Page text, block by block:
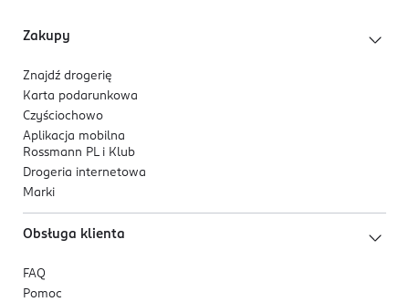
Zakupy
Znajdź drogerię
Karta podarunkowa
Czyściochowo
Aplikacja mobilna
Rossmann PL i Klub
Drogeria internetowa
Marki
Obsługa klienta
FAQ
Pomoc